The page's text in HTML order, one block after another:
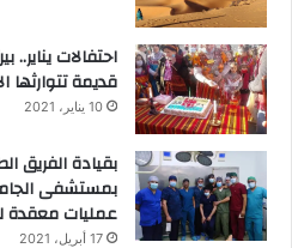
احتفالات
قديمة تتوارثها
10 يناير، 2021
بقيادة الفريق
عمليات معقدة
17 أبريل، 2021